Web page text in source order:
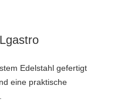
Edelstahl gefertigt
eine praktische